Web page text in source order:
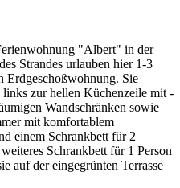
"Albert" in der
Strandes urlauben hier 1-3
Erdgeschoßwohnung. Sie
zur hellen Küchenzeile mit -
Wandschränken sowie
mit komfortablem
einem Schrankbett für 2
Schrankbett für 1 Person
auf der eingegrünten Terrasse